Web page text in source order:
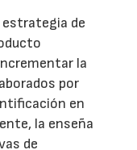
estrategia de
la
por
en
la enseña
de